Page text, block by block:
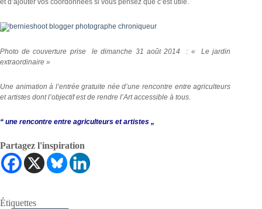
et d’ajouter vos coordonnées si vous pensez que c’est utile.
Photo de couverture prise le dimanche 31 août 2014 : « Le jardin
extraordinaire »
Une animation à l’entrée gratuite née d’une rencontre entre agriculteurs
et artistes dont l’objectif est de rendre l’Art accessible à tous.
“ une rencontre entre agriculteurs et artistes „
Partagez l'inspiration
Étiquettes